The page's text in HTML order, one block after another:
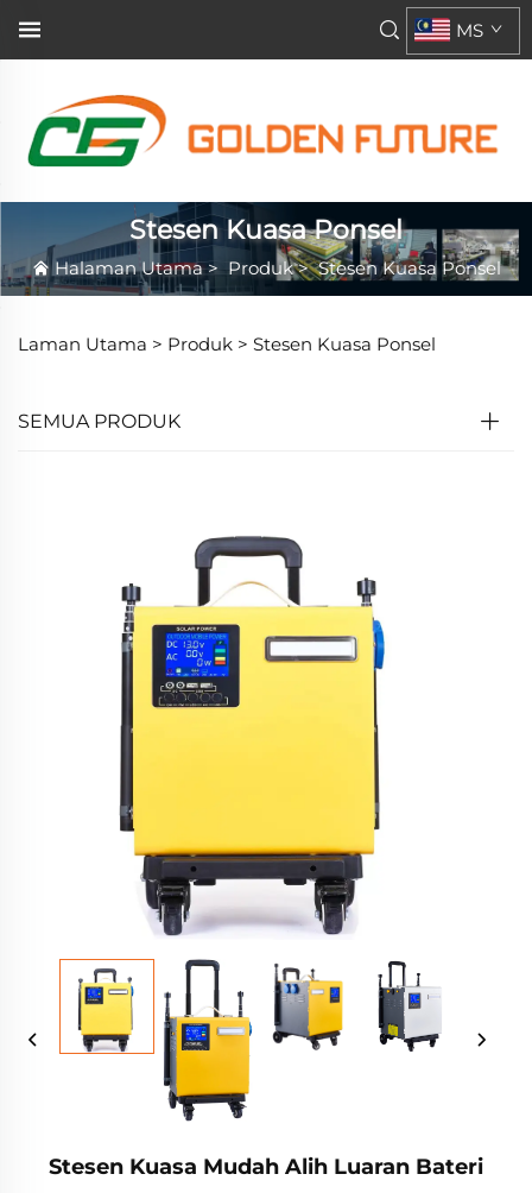
MS
Stesen Kuasa Ponsel
Halaman Utama>Produk>Stesen Kuasa Ponsel
Laman Utama > Produk > Stesen Kuasa Ponsel
SEMUA PRODUK
Stesen Kuasa Mudah Alih Luaran Bateri